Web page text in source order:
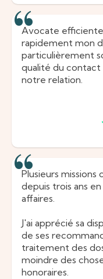
Plusieurs
depuis trois ans
affaires.
J'ai apprécié sa
de ses
traitement des
moindre des
honoraires.
Avocate
rapidement mon
particulièrement
qualité du contact
notre relation.